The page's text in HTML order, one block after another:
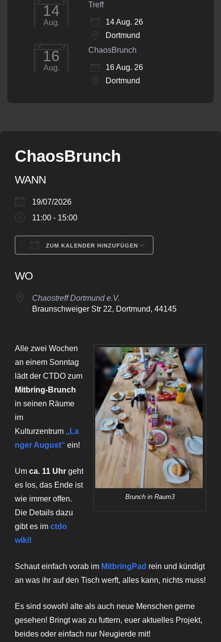
ChaosBrunch
WANN
19/07/2026
11:00 - 15:00
ZUM KALENDER HINZUFÜGEN
WO
Chaostreff Dortmund e.V.
Braunschweiger Str 22, Dortmund, 44145
Brunch in Raum3
Alle zwei Wochen
an einem Sonntag
lädt der CTDO zum
Mitbring-Brunch
in seinen Räume
im
Kulturzentrum „La
nger August“ ein!
Um ca. 11 Uhr geht
es los, das Ende ist
wie immer offen.
Die Details dazu
gibt es im ctdo
wiki!
Schaut einfach vorab im Mitbring Pad rein und kündigt
an was ihr auf den Tisch werft, alles kann, nichts muss!
Es sind sowohl alte als auch neue Menschen gerne
gesehen! Bringt was zu futtern, euer aktuelles Projekt,
beides oder einfach nur Neugierde mit!
14
Aug.
Treff
14 Aug. 26
Dortmund
16
Aug.
ChaosBrunch
16 Aug. 26
Dortmund